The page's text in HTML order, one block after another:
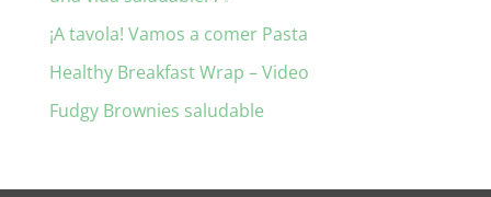
¡A tavola! Vamos a comer Pasta
Healthy Breakfast Wrap – Video
Fudgy Brownies saludable